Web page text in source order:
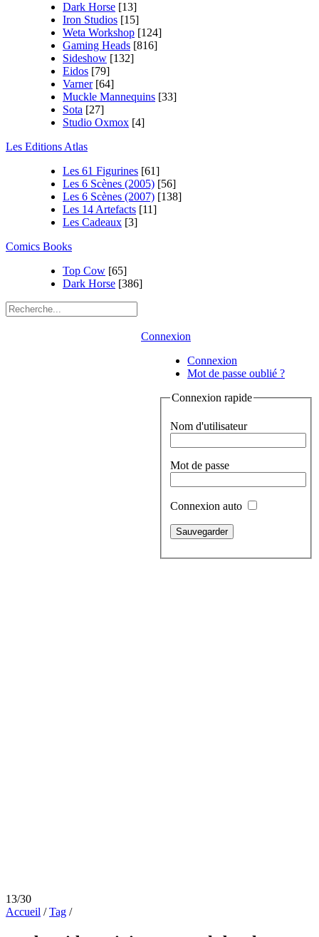
Dark Horse [13]
Iron Studios [15]
Weta Workshop [124]
Gaming Heads [816]
Sideshow [132]
Eidos [79]
Varner [64]
Muckle Mannequins [33]
Sota [27]
Studio Oxmox [4]
Les Editions Atlas
Les 61 Figurines [61]
Les 6 Scènes (2005) [56]
Les 6 Scènes (2007) [138]
Les 14 Artefacts [11]
Les Cadeaux [3]
Comics Books
Top Cow [65]
Dark Horse [386]
Connexion
Connexion
Mot de passe oublié ?
Connexion rapide
Nom d'utilisateur
Mot de passe
Connexion auto
13/30
Accueil /Tag /